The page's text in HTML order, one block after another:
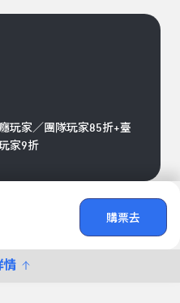
購票去
情
玩家／團隊玩家85折+臺
家9折